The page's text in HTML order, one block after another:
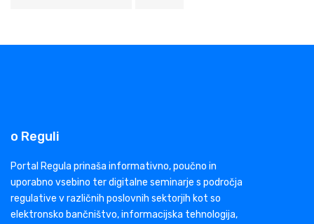
o Reguli
Portal Regula prinaša informativno, poučno in
uporabno vsebino ter digitalne seminarje s področja
regulative v različnih poslovnih sektorjih kot so
elektronsko bančništvo, informacijska tehnologija,